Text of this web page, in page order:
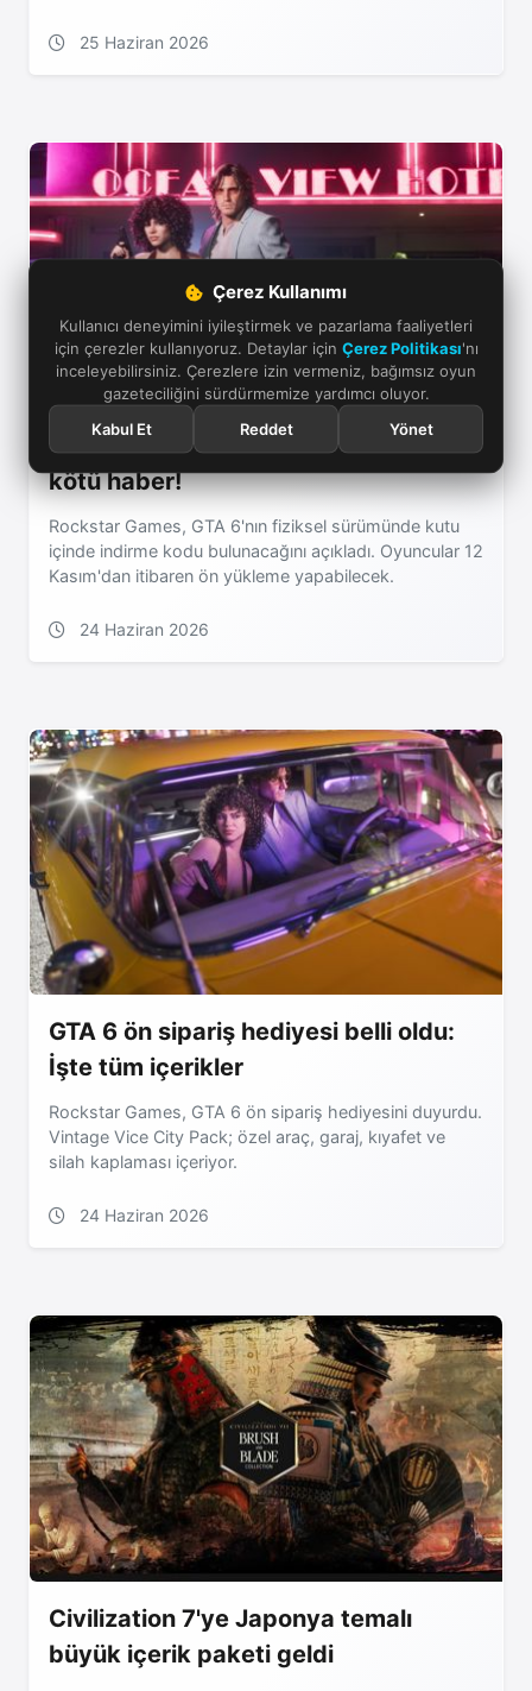
Çerez Kullanımı
Kullanıcı deneyimini iyileştirmek ve pazarlama faaliyetleri
için çerezler kullanıyoruz. Detaylar için Çerez Politikası'nı
inceleyebilirsiniz. Çerezlere izin vermeniz, bağımsız oyun
gazeteciliğini sürdürmemize yardımcı oluyor.
Kabul Et
Reddet Yönet
25 Haziran 2026
GTA 6 fiziksel sürümü bekleyenlere
kötü haber!
Rockstar Games, GTA 6'nın fiziksel sürümünde kutu
içinde indirme kodu bulunacağını açıkladı. Oyuncular 12
Kasım'dan itibaren ön yükleme yapabilecek.
24 Haziran 2026
GTA 6 ön sipariş hediyesi belli oldu:
İşte tüm içerikler
Rockstar Games, GTA 6 ön sipariş hediyesini duyurdu.
Vintage Vice City Pack; özel araç, garaj, kıyafet ve
silah kaplaması içeriyor.
24 Haziran 2026
Civilization 7'ye Japonya temalı
büyük içerik paketi geldi